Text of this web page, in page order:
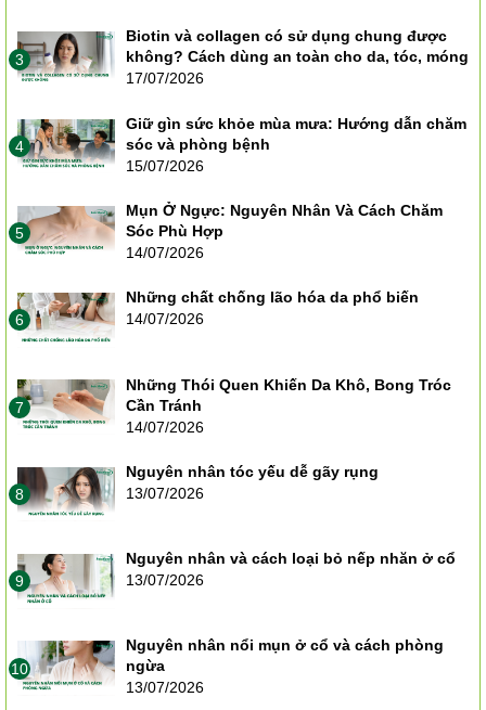
3
Biotin và collagen có sử dụng chung được
không? Cách dùng an toàn cho da, tóc, móng
17/07/2026
4
Giữ gìn sức khỏe mùa mưa: Hướng dẫn chăm
sóc và phòng bệnh
15/07/2026
5
Mụn Ở Ngực: Nguyên Nhân Và Cách Chăm
Sóc Phù Hợp
14/07/2026
6
Những chất chống lão hóa da phổ biến
14/07/2026
7
Những Thói Quen Khiến Da Khô, Bong Tróc
Cần Tránh
14/07/2026
8
Nguyên nhân tóc yếu dễ gãy rụng
13/07/2026
9
Nguyên nhân và cách loại bỏ nếp nhăn ở cổ
13/07/2026
10
Nguyên nhân nổi mụn ở cổ và cách phòng
ngừa
13/07/2026